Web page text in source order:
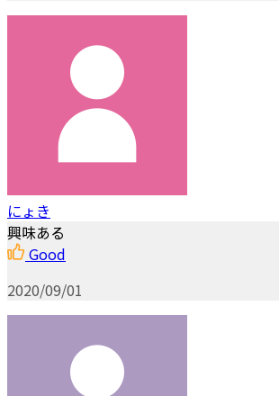
にょき
興味ある
Good
2020/09/01